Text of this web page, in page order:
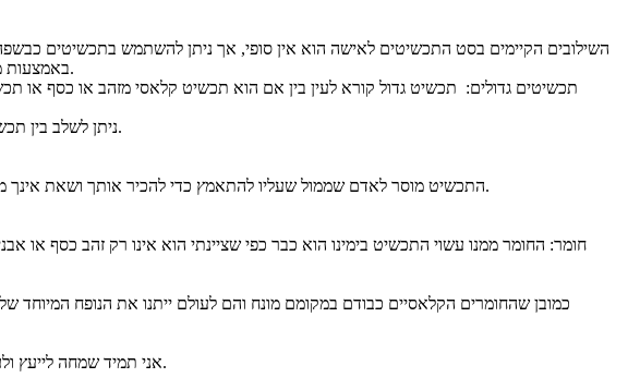
השילובים הקיימים בסט התכשיטים לאישה הוא אין סופי, אך ניתן להשתמש בתכשיטים
באמצעות מסר סודי ודק אותו יבינו רק מעטים, אך אותם מעטים הם אילו שאת מחפשת ככל הנראה איתם תהיה שיחה מהנה בארבע עיניים.
תכשיטים גדולים: תכשיט גדול קורא לעין בין אם הוא תכשיט קלאסי מזהב או כסף או
ניתן לשלב בין תכשיטים בגודל וצורה דומים או ליצור מעין תליון אנושי הנושא עליו סיפור בפרקים שונים כמו ספר הרפתקאות מזמין את הצופה למסע.
התכשיט מוסר לאדם שממול שעליו להתאמץ כדי להכיר אותך ושאת אינך מוסרת הכל מיד ובקלות, תכשיט קטן אך עשוי היטב עלול למשוך את העין במפגש אינטימי בכדי לתפוס את איכות הפרטים והצורה.
חומר: החומר ממנו עשוי התכשיט בימינו הוא כבר כפי שציינתי הוא אינו רק זהב כסף או
כמובן שהחומרים הקלאסיים כבודם במקומם מונח והם לעולם ייתנו את הנופח
אני תמיד שמחה לייעץ ולעזור ללקוחות שלי ככל יכולתי בהתאמת סט התכשיטים שלי לאירוע ולבגדים, מבחינתי זו שירותיות, וזה מה שמגיע לכל אחת גם לך.